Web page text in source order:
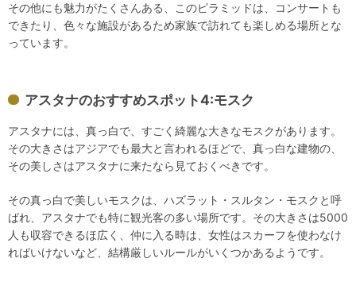
その他にも魅力がたくさんある、このピラミッドは、コンサートも
できたり、色々な施設があるため家族で訪れても楽しめる場所とな
っています。
アスタナのおすすめスポット4:モスク
アスタナには、真っ白で、すごく綺麗な大きなモスクがあります。
その大きさはアジアでも最大と言われるほどで、真っ白な建物の、
その美しさはアスタナに来たなら見ておくべきです。
その真っ白で美しいモスクは、ハズラット・スルタン・モスクと呼
ばれ、アスタナでも特に観光客の多い場所です。その大きさは5000
人も収容できるほ広く、仲に入る時は、女性はスカーフを使わなけ
ればいけないなど、結構厳しいルールがいくつかあるようです。